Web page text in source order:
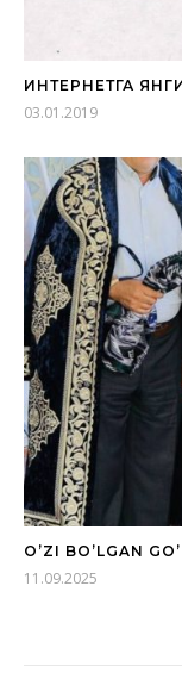
ИНТЕРНЕТГА
03.01.2019
O’ZI BO’LGAN
11.09.2025